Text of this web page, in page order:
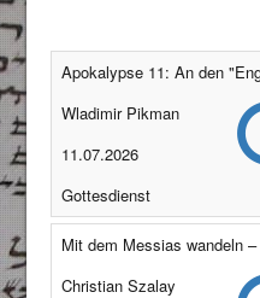
Wladimir Pikman
11.07.2026
Gottesdienst
Christian Szalay